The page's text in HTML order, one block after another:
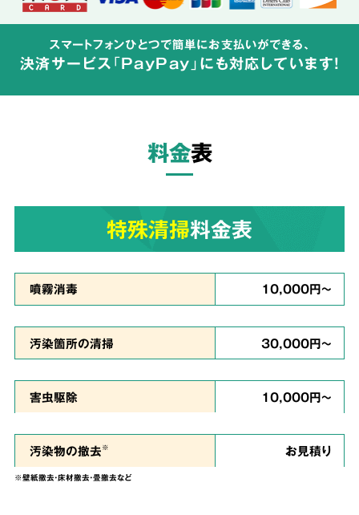
が広がらないよう配慮して体液や汚物の汚れを
ご依頼者様の気持ちに
対応
真心を
込めて対応
私たちは、
ご依頼者様のお気持ちに寄り添い、
いで誠心誠意を尽くして作業させていただきま
す。
スマートフォンひとつで簡単にお支払いができる、
決済サービス「PayPay」にも対応しています!
料金表
特殊清掃料金表
噴霧消毒 10,000円～
汚染箇所の清掃 30,000円～
害虫駆除 10,000円～
汚染物の撤去※ お見積り
※壁紙撤去・床材撤去・畳撤去など